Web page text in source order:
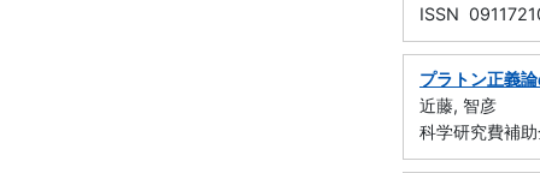
ISSN
プラトン正義
近藤, 智彦
科学研究費補